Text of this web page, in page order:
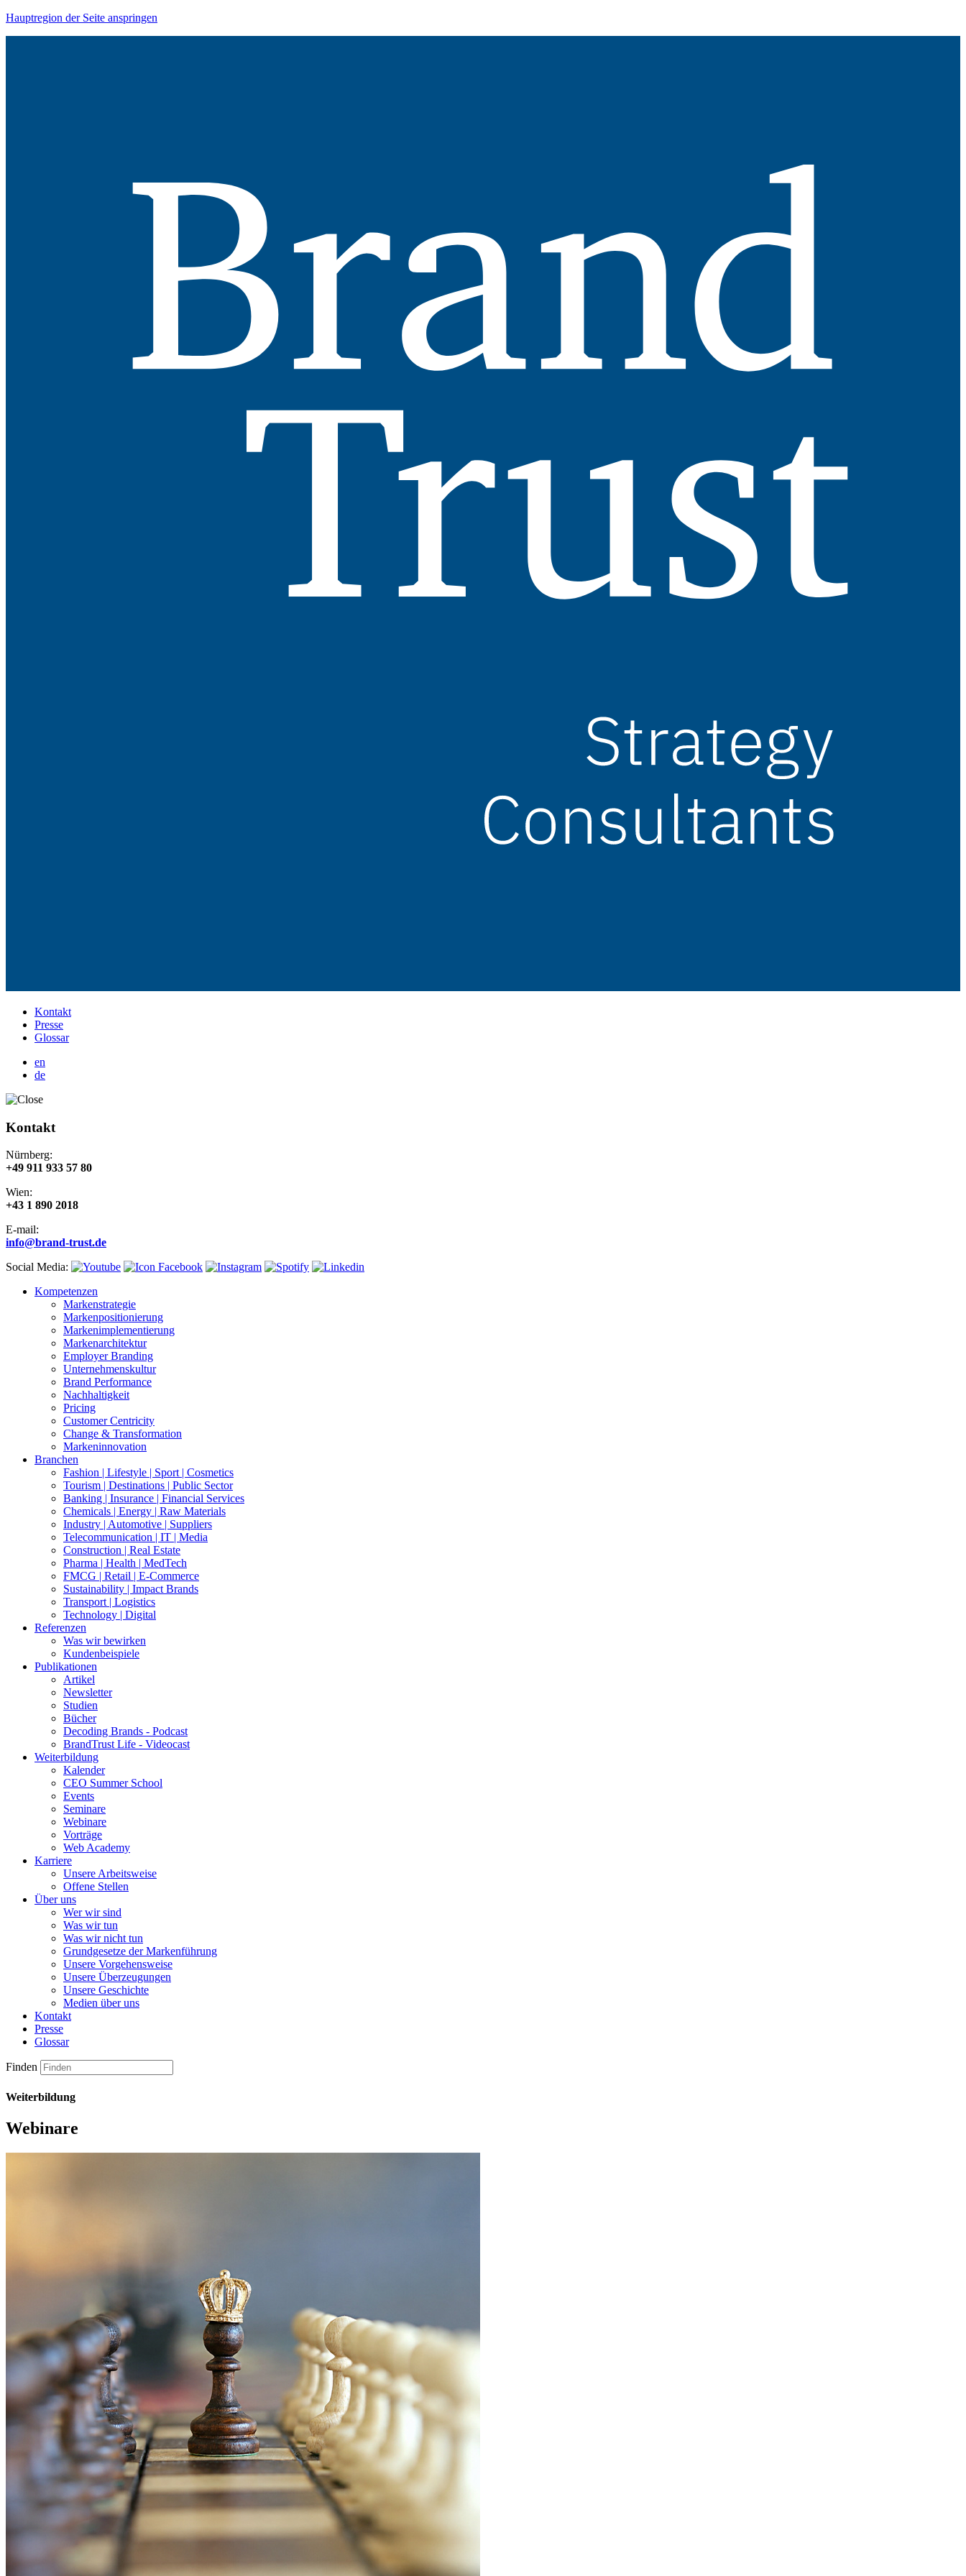
Hauptregion der Seite anspringen
Kontakt
Presse
Glossar
en
de
Kontakt
Nürnberg:
+49 911 933 57 80
Wien:
+43 1 890 2018
E-mail:
info@brand-trust.de
Social Media:
Kompetenzen
Markenstrategie
Markenpositionierung
Markenimplementierung
Markenarchitektur
Employer Branding
Unternehmenskultur
Brand Performance
Nachhaltigkeit
Pricing
Customer Centricity
Change & Transformation
Markeninnovation
Branchen
Fashion | Lifestyle | Sport | Cosmetics
Tourism | Destinations | Public Sector
Banking | Insurance | Financial Services
Chemicals | Energy | Raw Materials
Industry | Automotive | Suppliers
Telecommunication | IT | Media
Construction | Real Estate
Pharma | Health | MedTech
FMCG | Retail | E-Commerce
Sustainability | Impact Brands
Transport | Logistics
Technology | Digital
Referenzen
Was wir bewirken
Kundenbeispiele
Publikationen
Artikel
Newsletter
Studien
Bücher
Decoding Brands - Podcast
BrandTrust Life - Videocast
Weiterbildung
Kalender
CEO Summer School
Events
Seminare
Webinare
Vorträge
Web Academy
Karriere
Unsere Arbeitsweise
Offene Stellen
Über uns
Wer wir sind
Was wir tun
Was wir nicht tun
Grundgesetze der Markenführung
Unsere Vorgehensweise
Unsere Überzeugungen
Unsere Geschichte
Medien über uns
Kontakt
Presse
Glossar
Finden
Weiterbildung
Webinare